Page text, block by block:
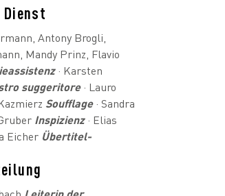
Dienst
Antony Brogli,
Mandy Prinz, Flavio
· Karsten
suggeritore· Lauro
Soufflage· Sandra
Inspizienz· Elias
Eicher Übertitel-